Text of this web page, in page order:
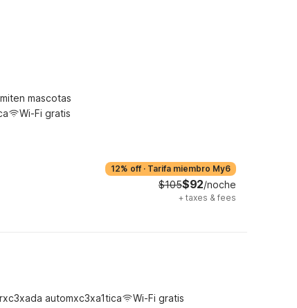
mascotas
Wi-Fi gratis
12% off · Tarifa miembro My6
$105$92/noche
+ taxes & fees
automxc3xa1tica
Wi-Fi gratis